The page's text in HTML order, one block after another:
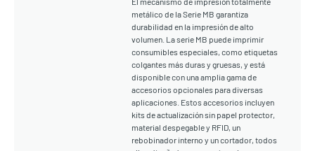
metálico de la Serie MB garantiza
durabilidad en la impresión de alto
volumen. La serie MB puede imprimir
consumibles especiales, como etiquetas
colgantes más duras y gruesas, y está
disponible con una amplia gama de
accesorios opcionales para diversas
aplicaciones. Estos accesorios incluyen
kits de actualización sin papel protector,
material despegable y RFID, un
rebobinador interno y un cortador, todos